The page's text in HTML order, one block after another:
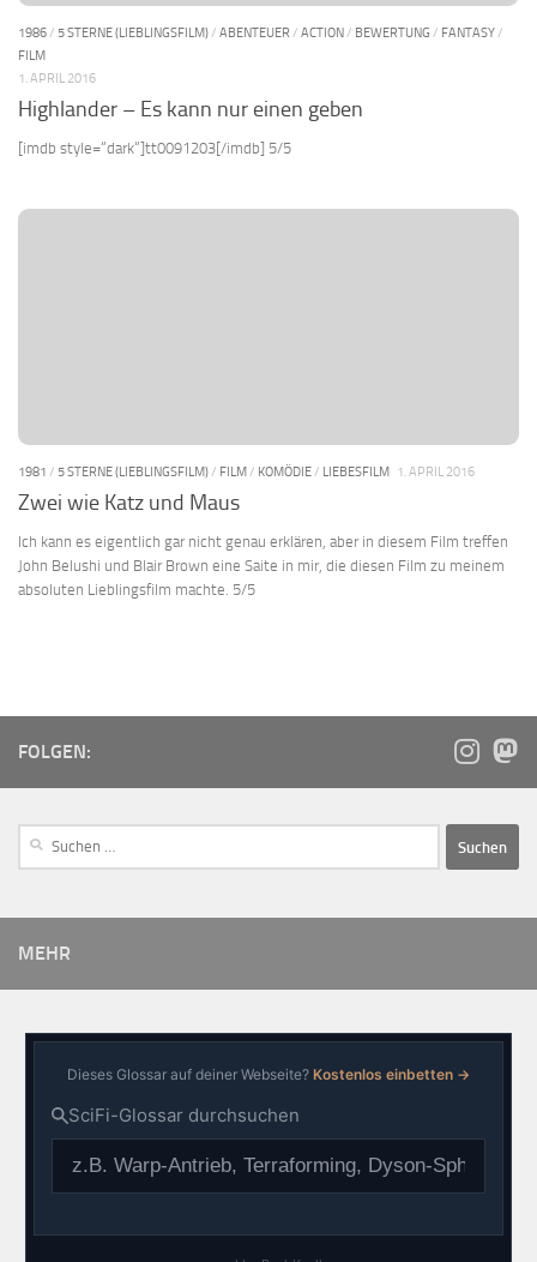
1986 / 5 STERNE (LIEBLINGSFILM) / ABENTEUER / ACTION / BEWERTUNG / FANTASY /
FILM
1. APRIL 2016
Highlander – Es kann nur einen geben
[imdb style=“dark“]tt0091203[/imdb] 5/5
1981 / 5 STERNE (LIEBLINGSFILM)/ FILM/ KOMÖDIE/ LIEBESFILM 1. APRIL 2016
Zwei wie Katz und Maus
Ich kann es eigentlich gar nicht genau erklären, aber in diesem Film treffen
John Belushi und Blair Brown eine Saite in mir, die diesen Film zu meinem
absoluten Lieblingsfilm machte. 5/5
FOLGEN:
MEHR